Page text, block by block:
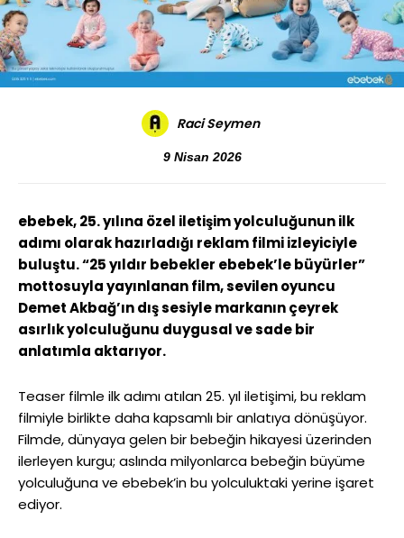
Raci Seymen
9 Nisan 2026
ebebek, 25. yılına özel iletişim yolculuğunun ilk
adımı olarak hazırladığı reklam filmi izleyiciyle
buluştu. “25 yıldır bebekler ebebek’le büyürler”
mottosuyla yayınlanan film, sevilen oyuncu
Demet Akbağ’ın dış sesiyle markanın çeyrek
asırlık yolculuğunu duygusal ve sade bir
anlatımla aktarıyor.
Teaser filmle ilk adımı atılan 25. yıl iletişimi, bu reklam
filmiyle birlikte daha kapsamlı bir anlatıya dönüşüyor.
Filmde, dünyaya gelen bir bebeğin hikayesi üzerinden
ilerleyen kurgu; aslında milyonlarca bebeğin büyüme
yolculuğuna ve ebebek’in bu yolculuktaki yerine işaret
ediyor.